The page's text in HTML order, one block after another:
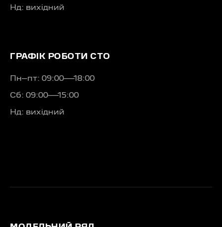
Нд: вихідний
ГРАФІК РОБОТИ СТО
Пн–пт: 09:00—18:00
Сб: 09:00—15:00
Нд: вихідний